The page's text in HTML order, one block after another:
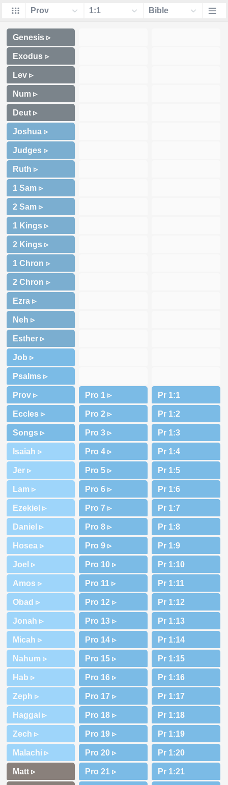
Genesis ▹
Exodus ▹
Lev ▹
Num ▹
Deut ▹
Joshua ▹
Judges ▹
Ruth ▹
1 Sam ▹
2 Sam ▹
1 Kings ▹
2 Kings ▹
1 Chron ▹
2 Chron ▹
Ezra ▹
Neh ▹
Esther ▹
Job ▹
Psalms ▹
Prov ▹
Eccles ▹
Songs ▹
Isaiah ▹
Jer ▹
Lam ▹
Ezekiel ▹
Daniel ▹
Hosea ▹
Joel ▹
Amos ▹
Obad ▹
Jonah ▹
Micah ▹
Nahum ▹
Hab ▹
Zeph ▹
Haggai ▹
Zech ▹
Malachi ▹
Matt ▹